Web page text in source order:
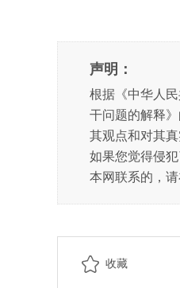
声明：
根据《中华人
干问题的解释
其观点和对其
如果您觉得侵
本网联系的，请
收藏